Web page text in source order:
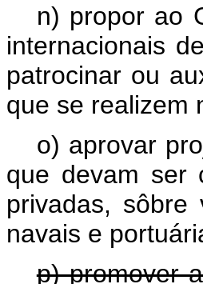
n) propor ao
internacionais
patrocinar ou
que se realizem
o) aprovar
que devam ser
privadas, sôbre
navais e
p) promover